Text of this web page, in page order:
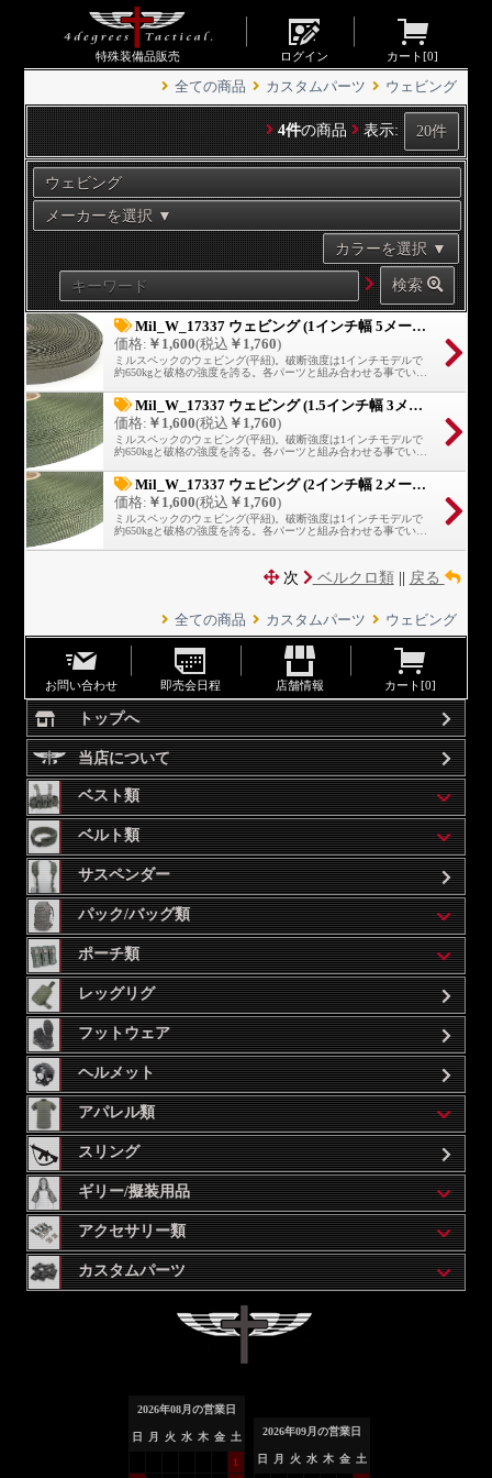
特殊装備品販売 ログイン カート[0]
全ての商品 カスタムパーツ ウェビング
4件の商品 表示:
検索
Mil_W_17337 ウェビング (1インチ幅 5メートル 切売)
価格: ￥1,600(税込 ￥1,760)
ミルスペックのウェビング(平紐)。破断強度は1インチモデルで
約650kgと破格の強度を誇る。各パーツと組み合わせる事でいか
Mil_W_17337 ウェビング (1.5インチ幅 3メートル 切売)
価格: ￥1,600(税込 ￥1,760)
ミルスペックのウェビング(平紐)。破断強度は1インチモデルで
約650kgと破格の強度を誇る。各パーツと組み合わせる事でいか
Mil_W_17337 ウェビング (2インチ幅 2メートル 切売)
価格: ￥1,600(税込 ￥1,760)
ミルスペックのウェビング(平紐)。破断強度は1インチモデルで
約650kgと破格の強度を誇る。各パーツと組み合わせる事でいか
次 ベルクロ類|| 戻る
全ての商品 カスタムパーツ ウェビング
お問い合わせ 即売会日程 店舗情報 カート[0]
トップへ
当店について
ベスト類
ベルト類
サスペンダー
パック/バッグ類
ポーチ類
レッグリグ
フットウェア
ヘルメット
アパレル類
スリング
ギリー/擬装用品
アクセサリー類
カスタムパーツ
2026年08月の営業日
日 月 火 水 木 金 土
1
2026年09月の営業日
日 月 火 水 木 金 土